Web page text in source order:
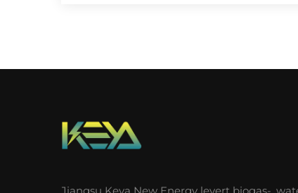
Jiangsu Keya New Energy levert biogas-,